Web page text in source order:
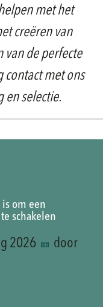
met het
creëren van
van de perfecte
contact met ons
en selectie.
om een
schakelen
2026 door